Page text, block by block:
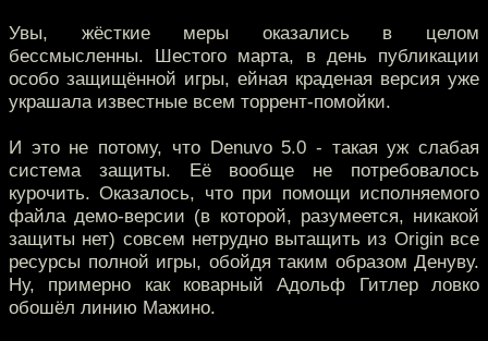
Увы, жёсткие меры оказались в целом
бессмысленны. Шестого марта, в день публикации
особо защищённой игры, ейная краденая версия уже
украшала известные всем торрент-помойки.
И это не потому, что Denuvo 5.0 - такая уж слабая
система защиты. Её вообще не потребовалось
курочить. Оказалось, что при помощи исполняемого
файла демо-версии (в которой, разумеется, никакой
защиты нет) совсем нетрудно вытащить из Origin все
ресурсы полной игры, обойдя таким образом Денуву.
Ну, примерно как коварный Адольф Гитлер ловко
обошёл линию Мажино.